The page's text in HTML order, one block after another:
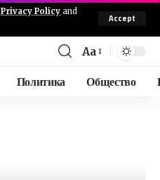
Privacy Policy and
Accept
Aa
Политика Общество